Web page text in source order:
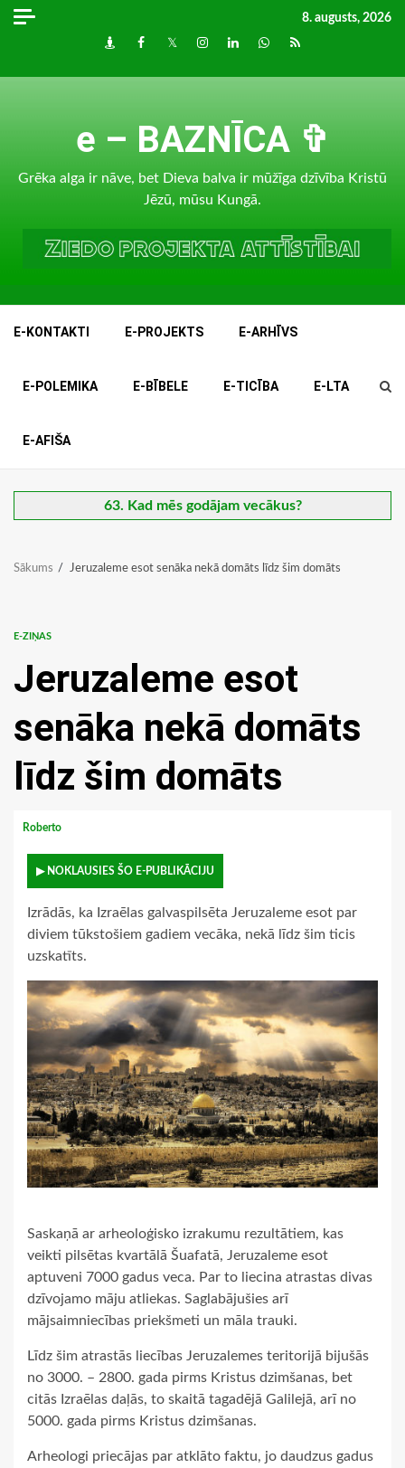
Skip
8. augusts, 2026
DraugiemFacebook
TwitterInstagram
LinkedInwhatsapp
RSS
e – BAZNĪCA ✞
Grēka alga ir nāve, bet Dieva balva ir mūžīga dzīvība Kristū
Jēzū, mūsu Kungā.
E-KONTAKTI E-PROJEKTS E-ARHĪVS
E-POLEMIKA E-BĪBELE E-TICĪBA E-LTA
E-AFIŠA
63. Kad mēs godājam vecākus?
Sākums Jeruzaleme esot senāka nekā domāts līdz šim domāts
E-ZIŅAS
Jeruzaleme esot
senāka nekā domāts
līdz šim domāts
Roberto
▶ NOKLAUSIES ŠO E-PUBLIKĀCIJU
Izrādās, ka Izraēlas galvaspilsēta Jeruzaleme esot par
diviem tūkstošiem gadiem vecāka, nekā līdz šim ticis
uzskatīts.
Saskaņā ar arheoloģisko izrakumu rezultātiem, kas
veikti pilsētas kvartālā Šuafatā, Jeruzaleme esot
aptuveni 7000 gadus veca. Par to liecina atrastas divas
dzīvojamo māju atliekas. Saglabājušies arī
mājsaimniecības priekšmeti un māla trauki.
Līdz šim atrastās liecības Jeruzalemes teritorijā bijušās
no 3000. – 2800. gada pirms Kristus dzimšanas, bet
citās Izraēlas daļās, to skaitā tagadējā Galilejā, arī no
5000. gada pirms Kristus dzimšanas.
Arheologi priecājas par atklāto faktu, jo daudzus gadus